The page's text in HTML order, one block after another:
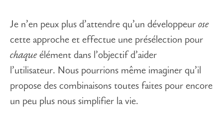
Je n’en peux plus d’attendre qu’un développeur ose
cette approche et effectue une présélection pour
chaqueélément dans l’objectif d’aider
l’utilisateur. Nous pourrions même imaginer qu’il
propose des combinaisons toutes faites pour encore
un peu plus nous simplifier la vie.